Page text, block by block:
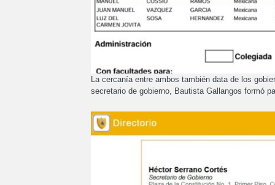
La cercanía entre ambos también data de los
secretario de gobierno, Bautista Gallangos formó